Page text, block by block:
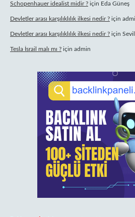
Schopenhauer idealist midir ? için Eda Güneş
Devletler arası karşılıklılık ilkesi nedir ? için
Devletler arası karşılıklılık ilkesi nedir ? için
Tesla İsrail malı mı ? için admin